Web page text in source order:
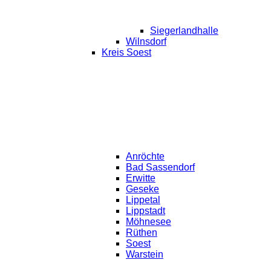
Siegerlandhalle
Wilnsdorf
Kreis Soest
Anröchte
Bad Sassendorf
Erwitte
Geseke
Lippetal
Lippstadt
Möhnesee
Rüthen
Soest
Warstein